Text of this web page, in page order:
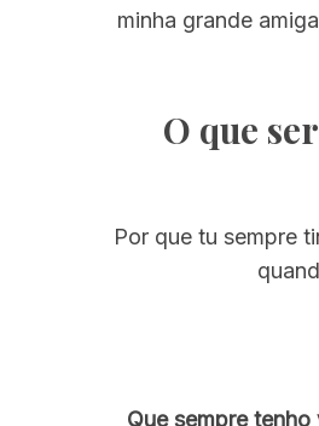
minha grande
O que
Por que tu sempre
Que sempre